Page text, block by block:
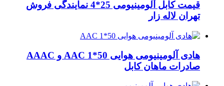
قیمت کابل آلومینیومی 25*4 نمایندگی فروش
تهران لاله زار
هادی آلومینیومی هوایی 50*1 AAC و AAAC
صادرات ماهان کابل